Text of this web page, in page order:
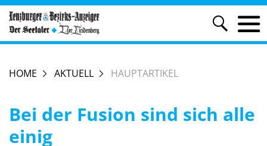
HOME AKTUELL HAUPTARTIKEL
Bei der Fusion sind sich alle
einig